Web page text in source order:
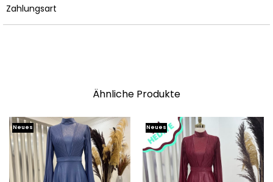
Zahlungsart
Ähnliche Produkte
Neues
Produkt
Neues
Produkt